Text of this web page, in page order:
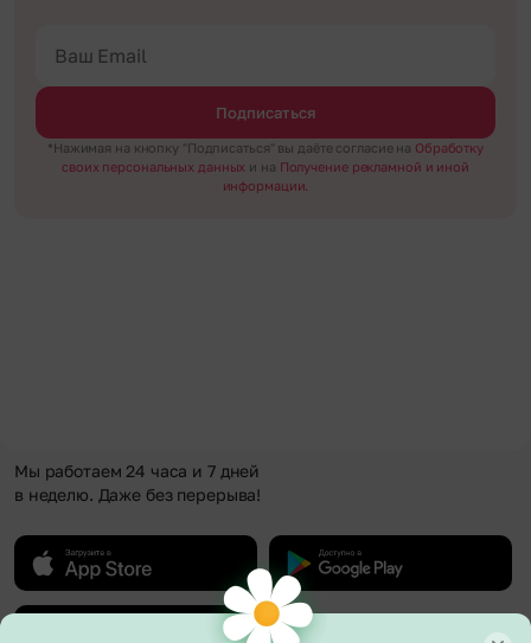
Подписаться
*Нажимая на кнопку "Подписаться" вы даёте согласие на Обработку
своих персональных данных и на Получение рекламной и иной
информации.
Мы работаем 24 часа и 7 дней
в неделю. Даже без перерыва!